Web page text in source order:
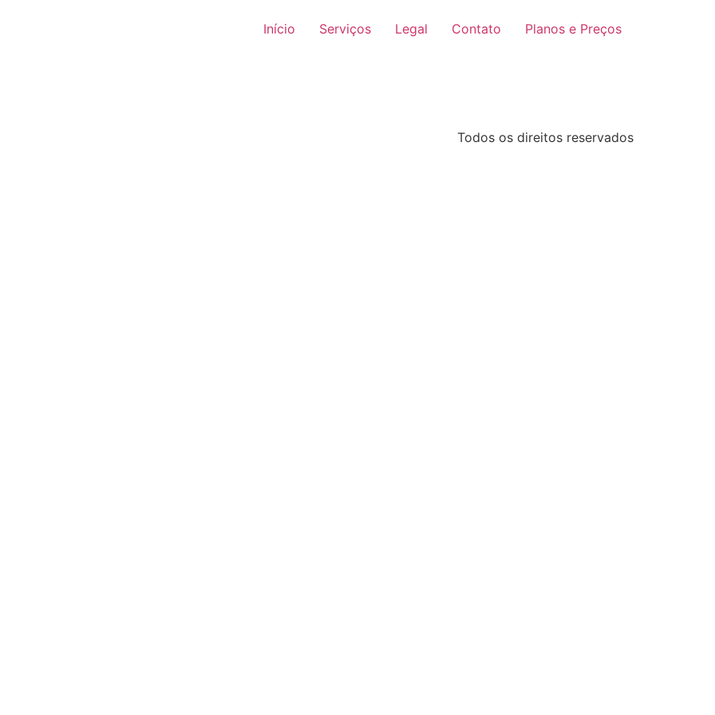
Início Serviços Legal Contato Planos e Preços
Todos os direitos reservados